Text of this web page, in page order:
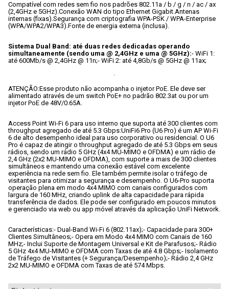
Compatível com redes sem fio nos padrões 802.11a / b / g / n / ac / ax
(2,4GHz e 5GHz).Conexão WAN do tipo Ethernet Gigabit.Antenas
internas (fixas).Segurança com criptografia WPA-PSK / WPA-Enterprise
(WPA/WPA2/WPA3).Fonte de energia externa (inclusa).
Sistema Dual Band: até duas redes dedicadas operando
simultaneamente (sendo uma @ 2,4GHz e uma @ 5GHz):- WiFi 1:
até 600Mb/s @ 2,4GHz @ 11n;- WiFi 2: até 4,8Gb/s @ 5GHz @ 11ax;
ATENÇÃO:Esse produto não acompanha o injetor PoE. Ele deve ser
alimentado através de um switch PoE+ no padrão 802.3at ou por um
injetor PoE de 48V/0.65A.
Access Point Wi-Fi 6 para uso interno que suporta até 300 clientes com
throughput agregado de até 5.3 Gbps:UniFi6 Pro (U6 Pro) é um AP Wi-Fi
6 de alto desempenho ideal para uso corporativo ou residencial. O U6
Pro é capaz de atingir o throughput agregado de até 5.3 Gbps em seus
rádios, sendo um rádio 5 GHz (4x4 MU-MIMO e OFDMA) e um rádio de
2,4 GHz (2x2 MU-MIMO e OFDMA), com suporte a mais de 300 clientes
simultâneos e mantendo uma conexão estável com excelente
experiência na rede sem fio. Ele também permite isolar o tráfego de
visitantes para otimizar a segurança e desempenho. O U6-Pro suporta
operação plena em modo 4x4 MIMO com canais configurados com
largura de 160 MHz, criando uplink de alta capacidade para rápida
transferência de dados. Ele pode ser configurado em poucos minutos
e gerenciado via web ou app móvel através da aplicação UniFi Network.
Características:- Dual-Band Wi-Fi 6 (802.11ax);- Capacidade para 300+
Clientes Simultâneos;- Opera em Modo 4x4 MIMO com Canais de 160
MHz;- Inclui Suporte de Montagem Universal e Kit de Parafusos;- Rádio
5 GHz 4x4 MU-MIMO e OFDMA com Taxas de até 4.8 Gbps;- Isolamento
de Tráfego de Visitantes (+ Segurança/Desempenho);- Rádio 2,4 GHz
2x2 MU-MIMO e OFDMA com Taxas de até 574 Mbps.